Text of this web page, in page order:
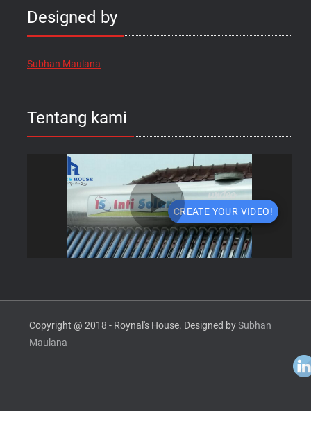
Designed by
Subhan Maulana
Tentang kami
Copyright @ 2018 - Roynal's House. Designed bySubhan
Maulana